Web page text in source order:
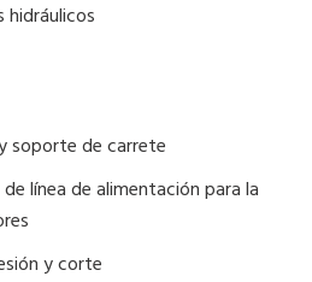
hidráulicos
soporte de carrete
línea de alimentación para la
y corte